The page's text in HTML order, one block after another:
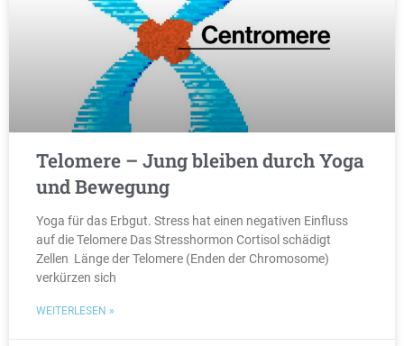
Telomere – Jung bleiben durch Yoga
und Bewegung
Yoga für das Erbgut. Stress hat einen negativen Einfluss
auf die Telomere Das Stresshormon Cortisol schädigt
Zellen Länge der Telomere (Enden der Chromosome)
verkürzen sich
WEITERLESEN »